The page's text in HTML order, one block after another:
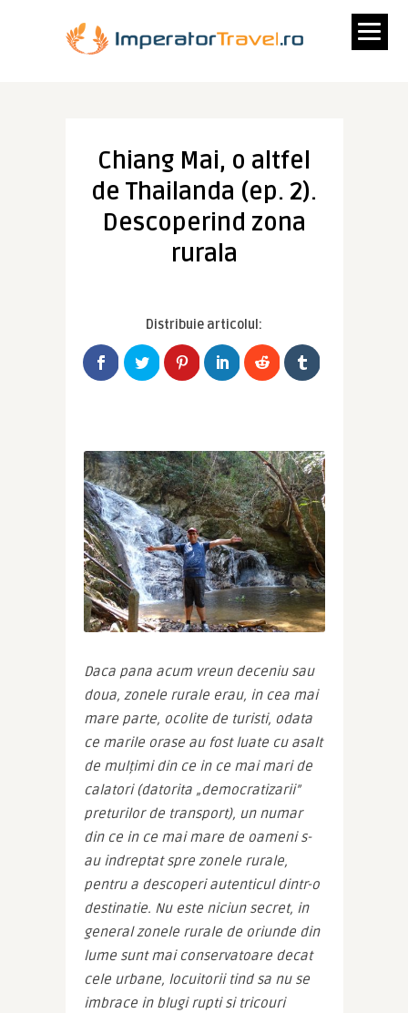
Chiang Mai, o altfel
de Thailanda (ep. 2).
Descoperind zona
rurala
Distribuie articolul:
Daca pana acum vreun deceniu sau
doua, zonele rurale erau, in cea mai
mare parte, ocolite de turisti, odata
ce marile orase au fost luate cu asalt
de mulțimi din ce in ce mai mari de
calatori (datorita „democratizarii”
preturilor de transport), un numar
din ce in ce mai mare de oameni s-
au indreptat spre zonele rurale,
pentru a descoperi autenticul dintr-o
destinatie. Nu este niciun secret, in
general zonele rurale de oriunde din
lume sunt mai conservatoare decat
cele urbane, locuitorii tind sa nu se
imbrace in blugi rupti si tricouri